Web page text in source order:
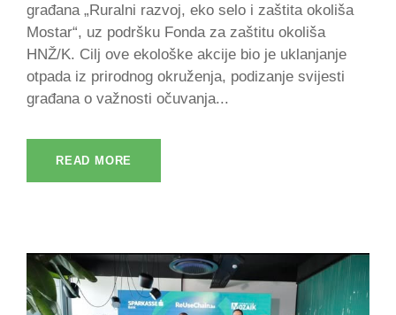
građana „Ruralni razvoj, eko selo i zaštita okoliša
Mostar“, uz podršku Fonda za zaštitu okoliša
HNŽ/K. Cilj ove ekološke akcije bio je uklanjanje
otpada iz prirodnog okruženja, podizanje svijesti
građana o važnosti očuvanja...
READ MORE